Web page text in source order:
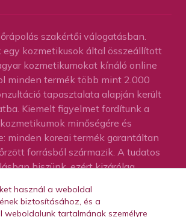
használ a weboldal
biztosításához, és a
weboldalunk tartalmának személyre
szakértői válogatásban.
kozmetikusok által összeállított
kozmetikumokat kínáló online
minden termék több mint 2.000
tapasztalata alapján került
Kiemelt figyelmet fordítunk a
minőségére és
minden koreai termék garantáltan
forrásból származik. A tudatos
hiszünk, ezért kizárólag
termékeket
hogy egy megbízható koreai